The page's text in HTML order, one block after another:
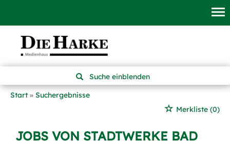
Suche einblenden
Start
Suchergebnisse
Merkliste (0)
JOBS VON STADTWERKE BAD